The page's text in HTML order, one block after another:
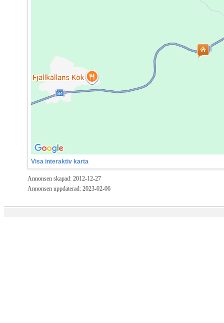
Visa interaktiv karta
Annonsen skapad: 2012-12-27
Annonsen uppdaterad: 2023-02-06